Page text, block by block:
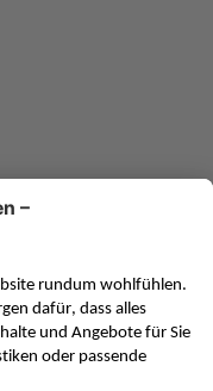
Medien